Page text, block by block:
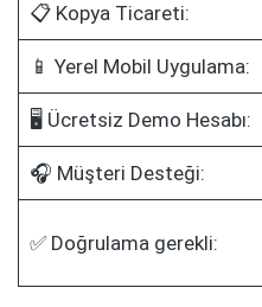
📋 Kopya Ticareti:
📱 Yerel Mobil Uygulama:
🖥️ Ücretsiz Demo Hesabı:
🎧 Müşteri Desteği:
✅ Doğrulama gerekli: